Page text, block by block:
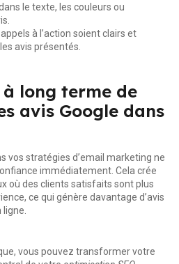
le texte, les couleurs ou
à l’action soient clairs et
avis présentés.
long terme de
avis Google dans
vos stratégies d’email marketing ne
immédiatement. Cela crée
où des clients satisfaits sont plus
ce qui génère davantage d’avis
vous pouvez transformer votre